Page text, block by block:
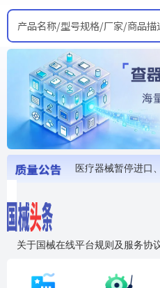
产品名称/型号规格/厂家/商品描
关于国械在线平台规则及服务协